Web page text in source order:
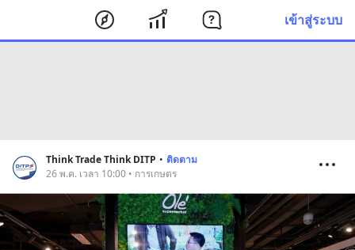
เข้าสู่ระบบ
Think Trade Think DITP • ติดตาม
26 พ.ค. เวลา 10:00 • การเกษตร